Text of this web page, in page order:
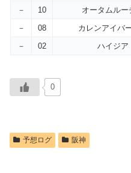
－
10 オータムルー
－
08 カレンアイバ
－
02 ハイジア
0
予想ログ 阪神